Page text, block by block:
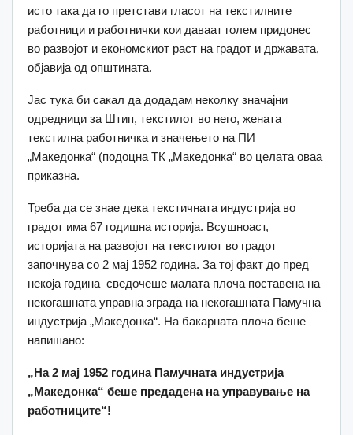
исто така да го претстави гласот на текстилните
работници и работнички кои даваат голем придонес
во развојот и економскиот раст на градот и државата,
објавија од општината.
Јас тука би сакал да додадам неколку значајни
одредници за Штип, текстилот во него, жената
текстилна работничка и значењето на ПИ
„Македонка“ (подоцна ТК „Македонка“ во целата оваа
приказна.
Треба да се знае дека текстичната индустрија во
градот има 67 годишна историја. Всушноаст,
историјата на развојот на текстилот во градот
започнува со 2 мај 1952 година. За тој факт до пред
некоја година сведочеше малата плоча поставена на
некогашната управна зграда на некогашната Памучна
индустрија „Македонка“. На бакарната плоча беше
напишано:
„На 2 мај 1952 година Памучната индустрија
„Македонка“ беше предадена на управување на
работниците“!